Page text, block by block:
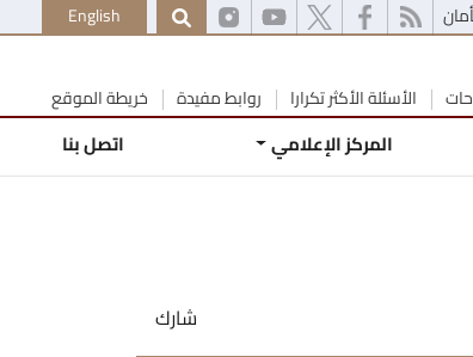
English
الأسئلة الأكثر تكرارا روابط مفيدة خريطة الموقع
المركز الإعلامي اتصل بنا
شارك